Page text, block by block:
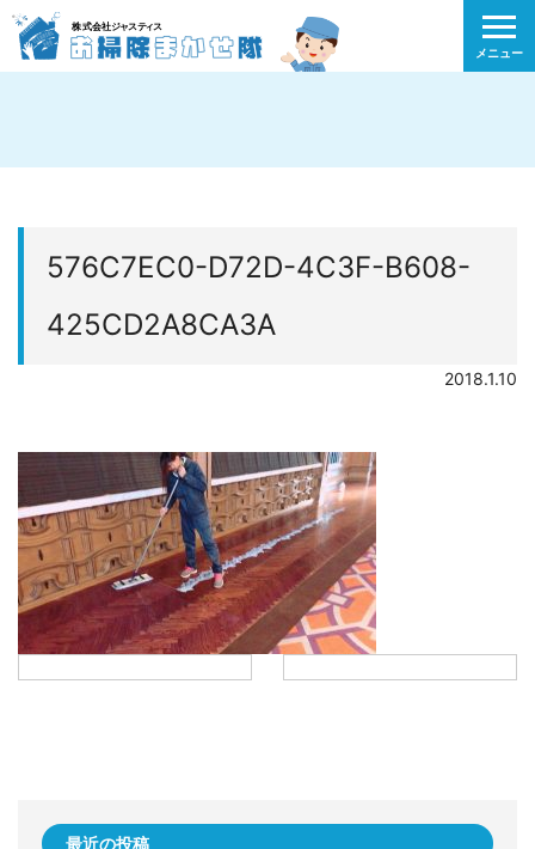
メニュー
576C7EC0-D72D-4C3F-B608-
425CD2A8CA3A
2018.1.10
最近の投稿